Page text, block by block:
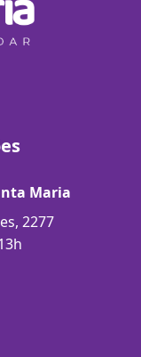
Maria
2277